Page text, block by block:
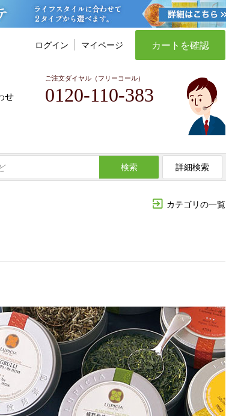
ログイン マイページ カートを確認
せ
ご注文ダイヤル（フリーコール）
0120-110-383
検索 詳細検索
カテゴリの一覧